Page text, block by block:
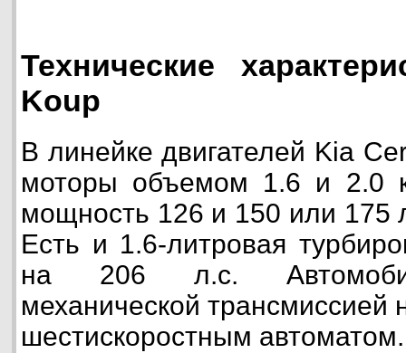
Технические
Koup
В линейке двигателей Kia
моторы объемом 1.6 и 2.0
мощность 126 и 150 или 175
Есть и 1.6-литровая
на 206 л.с.
механической трансмиссией
шестискоростным автоматом.